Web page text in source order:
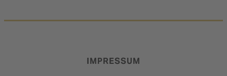
IMPRESSUM